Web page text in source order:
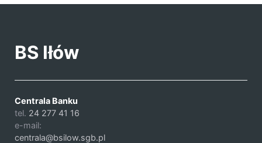
BS Iłów
Centrala Banku
tel. 24 277 41 16
e-mail:
centrala@bsilow.sgb.pl